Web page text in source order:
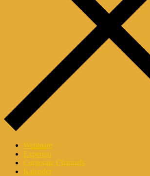
Webinare
Experten
Corporate Channels
Kalender